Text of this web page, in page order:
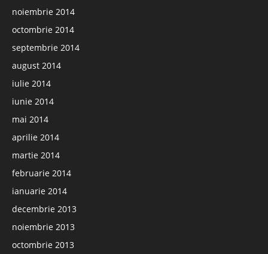
noiembrie 2014
octombrie 2014
septembrie 2014
august 2014
iulie 2014
iunie 2014
mai 2014
aprilie 2014
martie 2014
februarie 2014
ianuarie 2014
decembrie 2013
noiembrie 2013
octombrie 2013